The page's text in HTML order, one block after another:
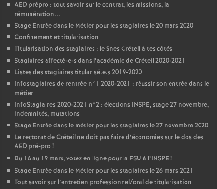
AED prépro : tout savoir sur le contrat, les missions, la
rémunération...
Stage Entrée dans le Métier pour les stagiaires le 20 mars 2020
Confinement et titularisation
Titularisation des stagiaires : le Snes Créteil à tes côtés
Stagiaires affecté-e-s dans l’académie de Créteil 2020-2021
Listes des stagiaires titularisé.e.s 2019-2020
Infostagiaires de rentrée n°1 2020-2021 : réussir son entrée dans le
métier
InfoStagiaires 2020-2021 n°2 : élections INSPE, stage 27 novembre,
indemnités, mutations
Stage Entrée dans le métier pour les stagiaires le 27 novembre 2020
Le rectorat de Créteil ne doit pas faire d’économies sur le dos des
AED pré-pro !
Du 16 au 19 mars, votez en ligne pour la FSU à l’INSPE !
Stage Entrée dans le Métier pour les stagiaires le 26 mars 2021
Tout savoir sur l’entretien professionnel/oral de titularisation